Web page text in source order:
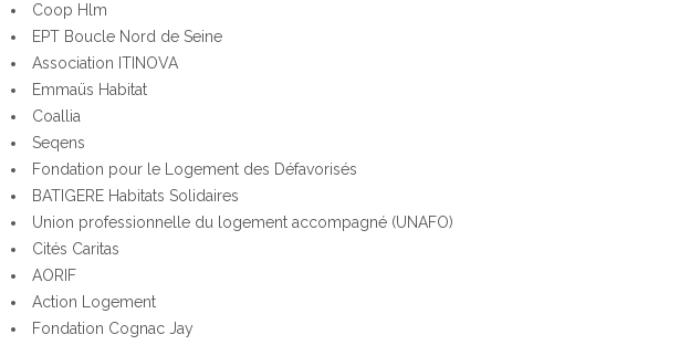
Coop Hlm
EPT Boucle Nord de Seine
Association ITINOVA
Emmaüs Habitat
Coallia
Seqens
Fondation pour le Logement des Défavorisés
BATIGERE Habitats Solidaires
Union professionnelle du logement accompagné (UNAFO)
Cités Caritas
AORIF
Action Logement
Fondation Cognac Jay